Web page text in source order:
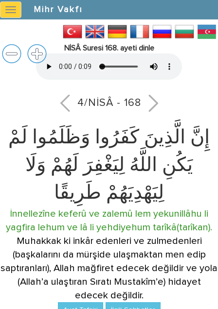
Mihr
Vakfı
Mihr Vakfı
NİSÂ Suresi 168. ayeti dinle
4/NİSÂ - 168
إِنَّ الَّذِينَ كَفَرُوا وَظَلَمُوا لَمْ
يَكُنِ اللَّهُ لِيَغْفِرَ لَهُمْ وَلَا
لِيَهْدِيَهُمْ طَرِيقًا
İnnellezîne keferû ve zalemû lem yekunillâhu li
yagfira lehum ve lâ li yehdiyehum tarîkâ(tarîkan).
Muhakkak ki inkâr edenleri ve zulmedenleri
(başkalarını da mürşide ulaşmaktan men edip
saptıranları), Allah mağfiret edecek değildir ve yola
(Allah’a ulaştıran Sıratı Mustakîm’e) hidayet
edecek değildir.